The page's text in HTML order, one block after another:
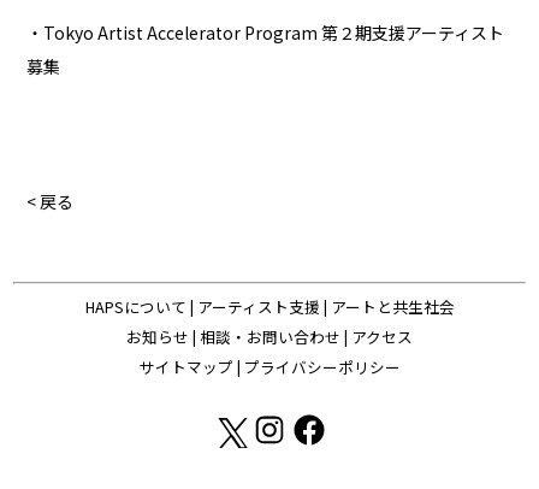
・Tokyo Artist Accelerator Program 第２期支援アーティスト
募集
< 戻る
HAPSについて | アーティスト支援 | アートと共生社会
お知らせ | 相談・お問い合わせ | アクセス
サイトマップ | プライバシーポリシー